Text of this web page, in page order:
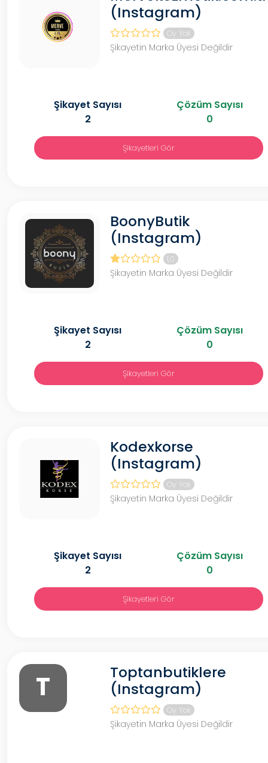
(Instagram)
Oy Yok
Şikayetin Marka Üyesi Değildir
Şikayet Sayısı
2
Çözüm Sayısı
0
Şikayetleri Gör
BoonyButik
(Instagram)
1,0
Şikayetin Marka Üyesi Değildir
Şikayet Sayısı
2
Çözüm Sayısı
0
Şikayetleri Gör
Kodexkorse
(Instagram)
Oy Yok
Şikayetin Marka Üyesi Değildir
Şikayet Sayısı
2
Çözüm Sayısı
0
Şikayetleri Gör
T
Toptanbutiklere
(Instagram)
Oy Yok
Şikayetin Marka Üyesi Değildir